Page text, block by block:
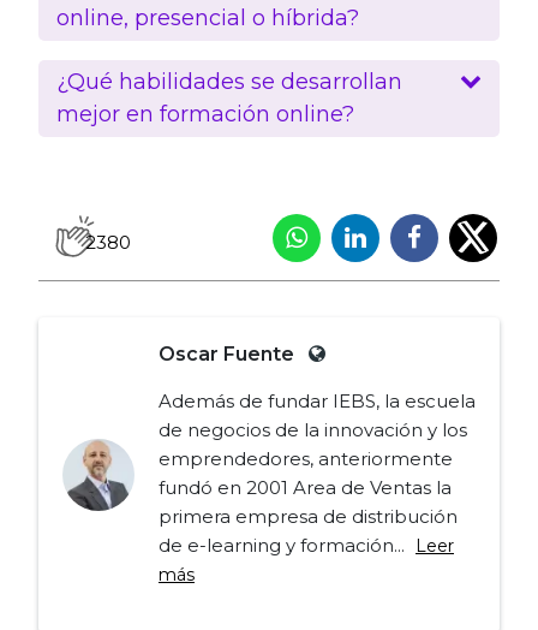
online, presencial o híbrida?
¿Qué habilidades se desarrollan
mejor en formación online?
2380
Oscar Fuente
Además de fundar IEBS, la escuela
de negocios de la innovación y los
emprendedores, anteriormente
fundó en 2001 Area de Ventas la
primera empresa de distribución
de e-learning y formación...
Leer
más